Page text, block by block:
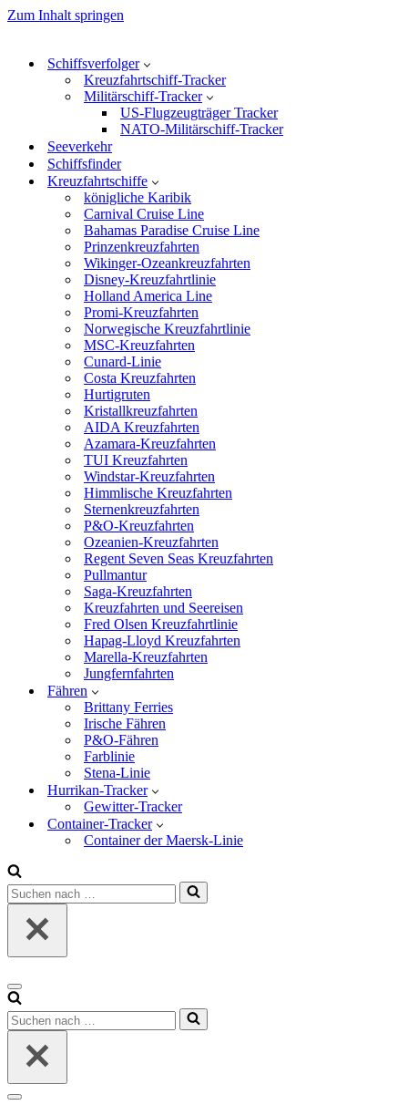
Zum Inhalt springen
Schiffsverfolger
Kreuzfahrtschiff-Tracker
Militärschiff-Tracker
US-Flugzeugträger Tracker
NATO-Militärschiff-Tracker
Seeverkehr
Schiffsfinder
Kreuzfahrtschiffe
königliche Karibik
Carnival Cruise Line
Bahamas Paradise Cruise Line
Prinzenkreuzfahrten
Wikinger-Ozeankreuzfahrten
Disney-Kreuzfahrtlinie
Holland America Line
Promi-Kreuzfahrten
Norwegische Kreuzfahrtlinie
MSC-Kreuzfahrten
Cunard-Linie
Costa Kreuzfahrten
Hurtigruten
Kristallkreuzfahrten
AIDA Kreuzfahrten
Azamara-Kreuzfahrten
TUI Kreuzfahrten
Windstar-Kreuzfahrten
Himmlische Kreuzfahrten
Sternenkreuzfahrten
P&O-Kreuzfahrten
Ozeanien-Kreuzfahrten
Regent Seven Seas Kreuzfahrten
Pullmantur
Saga-Kreuzfahrten
Kreuzfahrten und Seereisen
Fred Olsen Kreuzfahrtlinie
Hapag-Lloyd Kreuzfahrten
Marella-Kreuzfahrten
Jungfernfahrten
Fähren
Brittany Ferries
Irische Fähren
P&O-Fähren
Farblinie
Stena-Linie
Hurrikan-Tracker
Gewitter-Tracker
Container-Tracker
Container der Maersk-Linie
Suchen
nach …
Navigations-
Menü
Suchen
nach …